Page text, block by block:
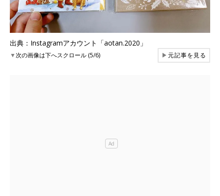
出典：Instagramアカウント「aotan.2020」
▼次の画像は下へスクロール (5/6) ▶元記事を見る